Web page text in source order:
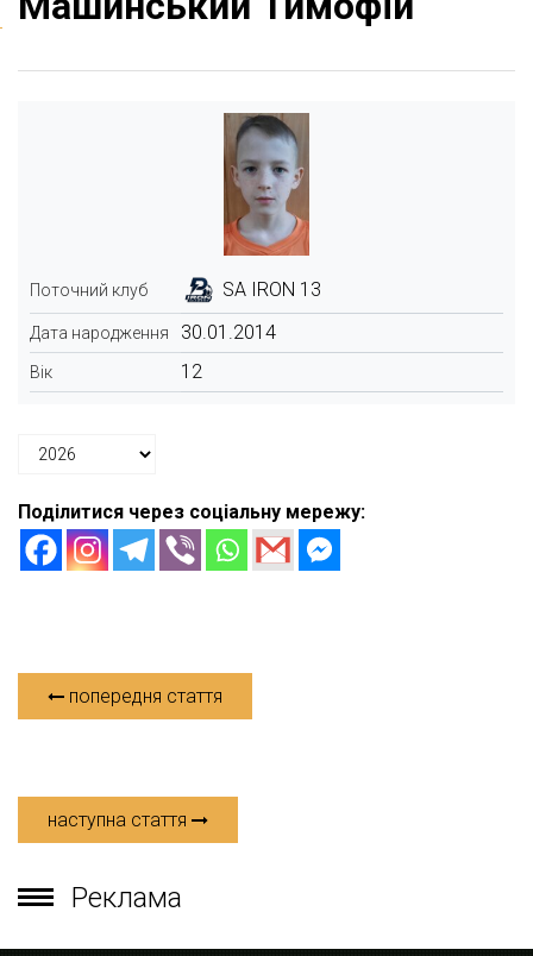
Поточний клуб SA IRON 13
Дата народження 30.01.2014
Вік 12
Поділитися через соціальну мережу:
попередня стаття
наступна стаття
Реклама